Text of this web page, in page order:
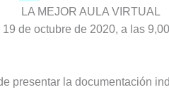
LA MEJOR AULA VIRTUAL
de octubre de 2020, a las
presentar la documentación